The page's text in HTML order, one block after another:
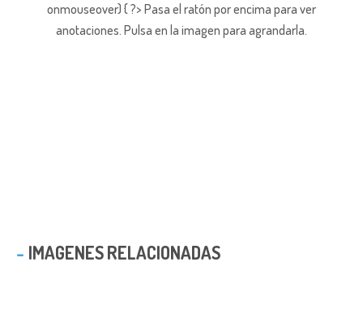
onmouseover) { ?> Pasa el ratón por encima para ver
anotaciones. Pulsa en la imagen para agrandarla.
IMAGENES RELACIONADAS